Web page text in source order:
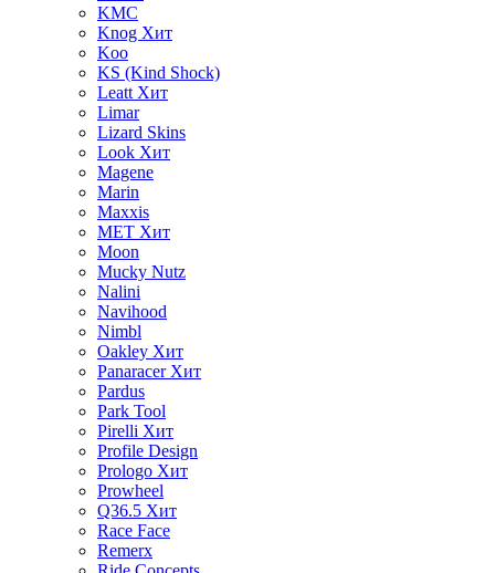
KMC
Knog Хит
Koo
KS (Kind Shock)
Leatt Хит
Limar
Lizard Skins
Look Хит
Magene
Marin
Maxxis
MET Хит
Moon
Mucky Nutz
Nalini
Navihood
Nimbl
Oakley Хит
Panaracer Хит
Pardus
Park Tool
Pirelli Хит
Profile Design
Prologo Хит
Prowheel
Q36.5 Хит
Race Face
Remerx